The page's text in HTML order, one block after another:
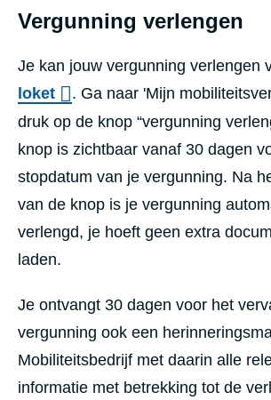
Vergunning verlengen
Je kan jouw vergunning verlengen
loket
. Ga naar 'Mijn
druk op de knop “vergunning
knop is zichtbaar vanaf 30 dagen
stopdatum van je vergunning. Na
van de knop is je vergunning
verlengd, je hoeft geen extra
laden.
Je ontvangt 30 dagen voor het
vergunning ook een
Mobiliteitsbedrijf met daarin alle
informatie met betrekking tot de